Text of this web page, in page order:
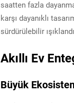
saatten fazla
karşı dayanıklı
sürdürülebilir
Akıllı Ev
Büyük